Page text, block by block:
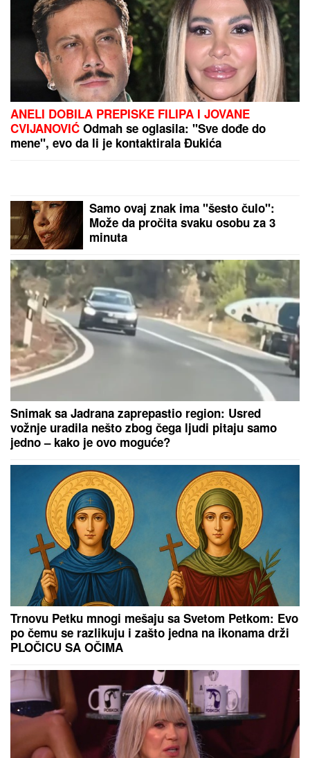
u MINI BIKINIJU (FOTO)
"PLAŠIM SE SMRTI"Pevačica (73) u
panici nakon smrti kolega: "Velika
pomenem kupovinu grobnice"
"DA TI UNIŠTIM I OVAJ BRAK, PA TE OTERAM U
DOM ZA MAJKE SA DECOM KOJE NEMAJU ZA
ŽIVOT" Ujeku pretnji ženi Slobe Radanovića, Ana